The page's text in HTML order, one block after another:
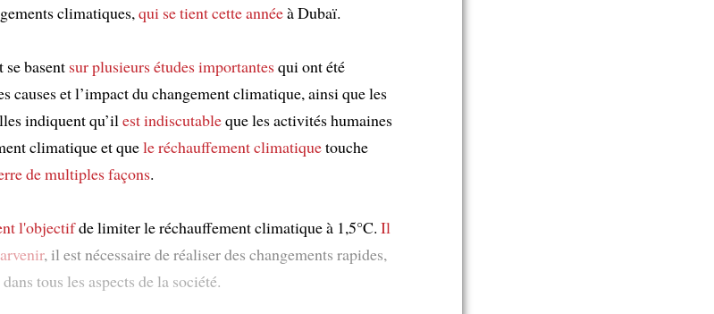
climatiques, qui se tientcette annéeà Dubaï.
basent sur plusieurs études importantesqui ont été
causes et l’impact du changement climatique, ainsi que les
indiquent qu’il est indiscutableque les activités humaines
climatique et quele réchauffement climatiquetouche
de multiples façons.
l'objectifde limiter le réchauffement climatique à 1,5°C. Il
, il est nécessaire de réaliser des changements rapides,
dans tous les aspects de la société.